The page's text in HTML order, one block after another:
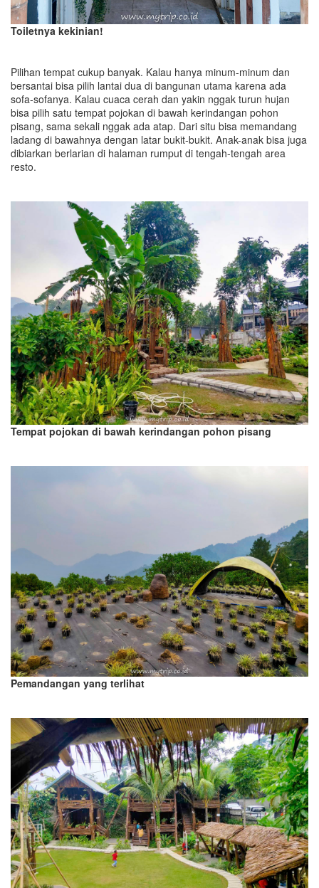
Toiletnya kekinian!
Pilihan tempat cukup banyak. Kalau hanya minum-minum dan
bersantai bisa pilih lantai dua di bangunan utama karena ada
sofa-sofanya. Kalau cuaca cerah dan yakin nggak turun hujan
bisa pilih satu tempat pojokan di bawah kerindangan pohon
pisang, sama sekali nggak ada atap. Dari situ bisa memandang
ladang di bawahnya dengan latar bukit-bukit. Anak-anak bisa juga
dibiarkan berlarian di halaman rumput di tengah-tengah area
resto.
Tempat pojokan di bawah kerindangan pohon pisang
Pemandangan yang terlihat